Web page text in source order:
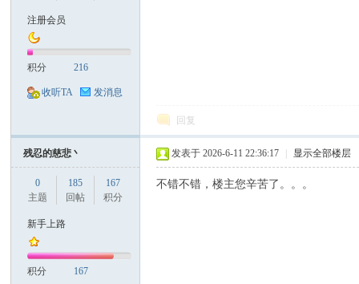
注册会员
积分 216
收听TA 发消息
回复
残忍的慈悲丶
0
主题
185
回帖
167
积分
新手上路
积分 167
发表于 2026-6-11 22:36:17 显示全部楼层
不错不错，楼主您辛苦了。。。